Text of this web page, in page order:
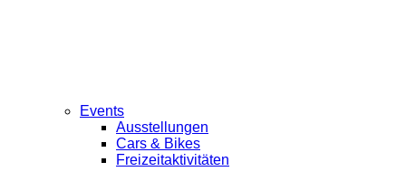
Events
Ausstellungen
Cars & Bikes
Freizeitaktivitäten